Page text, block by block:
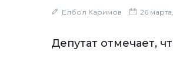
Елбол Каримов 26 марта,
Депутат отмечает,